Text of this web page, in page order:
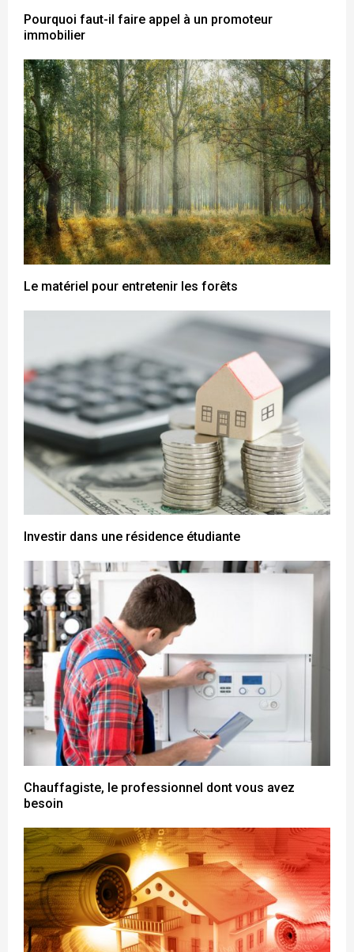
Pourquoi faut-il faire appel à un promoteur
immobilier
Le matériel pour entretenir les forêts
Investir dans une résidence étudiante
Chauffagiste, le professionnel dont vous avez
besoin